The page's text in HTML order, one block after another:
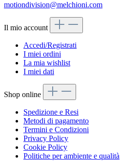
motiondivision@melchioni.com
Il mio account
Accedi/Registrati
I miei ordini
La mia wishlist
I miei dati
Shop online
Spedizione e Resi
Metodi di pagamento
Termini e Condizioni
Privacy Policy
Cookie Policy
Politiche per ambiente e qualità